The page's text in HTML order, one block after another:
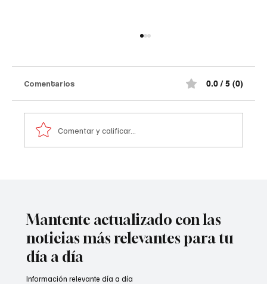
Comentarios 0.0 / 5 (0)
Comentar y calificar...
Mantente actualizado con las
noticias más relevantes para tu
día a día
Información relevante día a día